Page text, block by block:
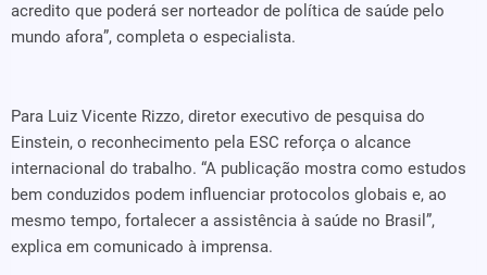
acredito que poderá ser norteador de política de saúde pelo
mundo afora”, completa o especialista.
Para Luiz Vicente Rizzo, diretor executivo de pesquisa do
Einstein, o reconhecimento pela ESC reforça o alcance
internacional do trabalho. “A publicação mostra como estudos
bem conduzidos podem influenciar protocolos globais e, ao
mesmo tempo, fortalecer a assistência à saúde no Brasil”,
explica em comunicado à imprensa.